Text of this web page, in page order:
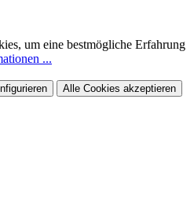
um eine bestmögliche Erfahrung
...
Alle Cookies akzeptieren